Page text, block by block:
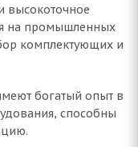
высокоточное
на промышленных
комплектующих и
богатый опыт в
способны